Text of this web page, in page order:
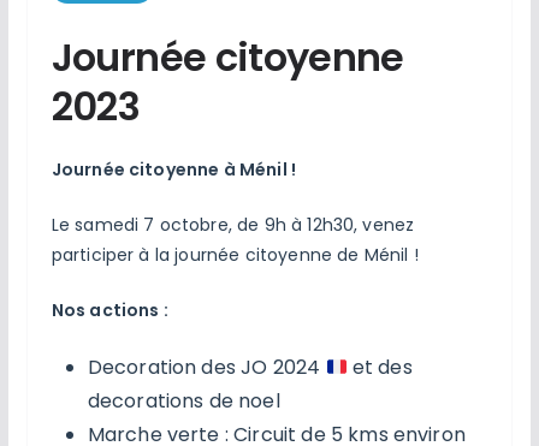
Journée citoyenne
2023
Journée citoyenne à Ménil !
Le samedi 7 octobre, de 9h à 12h30, venez
participer à la journée citoyenne de Ménil !
Nos actions :
Decoration des JO 2024
et des
decorations de noel
Marche verte : Circuit de 5 kms environ